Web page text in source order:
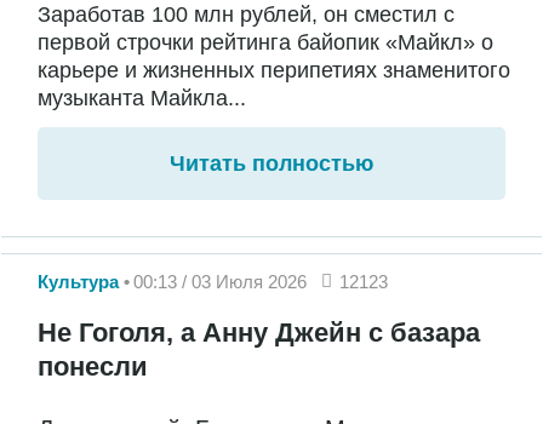
Заработав 100 млн рублей, он сместил с
первой строчки рейтинга байопик «Майкл» о
карьере и жизненных перипетиях знаменитого
музыканта Майкла...
Читать полностью
Культура 00:13 / 03 Июля 2026 12123
Не Гоголя, а Анну Джейн с базара
понесли